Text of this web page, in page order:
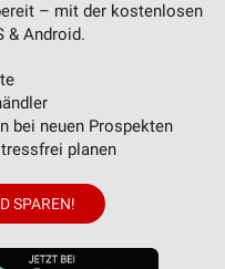
– mit der kostenlosen
& Android.
bei neuen Prospekten
planen
SPAREN!